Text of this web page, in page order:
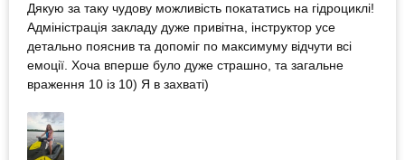
Дякую за таку чудову можливість покататись на гідроциклі!
Адміністрація закладу дуже привітна, інструктор усе
детально пояснив та допоміг по максимуму відчути всі
емоції. Хоча вперше було дуже страшно, та загальне
враження 10 із 10) Я в захваті)